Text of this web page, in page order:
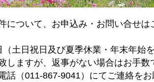
について、お申込み・お問い合せ
（土日祝日及び夏季休業・年末年始
しますが、返事がない場合はお手
話（011-867-9041）にてご連絡を